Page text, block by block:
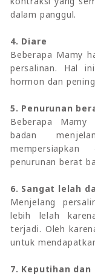
dalam panggul.
4. Diare
Beberapa Mamy
persalinan. Hal
hormon dan
5. Penurunan
Beberapa Mamy
badan
penurunan berat
6. Sangat lelah
Menjelang
lebih lelah
terjadi. Oleh
untuk
7. Keputihan